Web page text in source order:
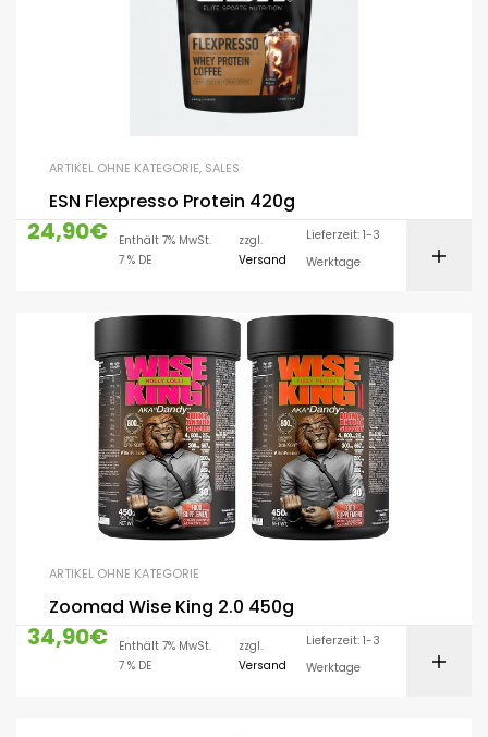
ARTIKEL OHNE KATEGORIE, SALES
ESN Flexpresso Protein 420g
24,90€
Enthält 7% MwSt.
7 % DE
zzgl.
Versand
Lieferzeit: 1-3
Werktage
ARTIKEL OHNE KATEGORIE
Zoomad Wise King 2.0 450g
34,90€
Enthält 7% MwSt.
7 % DE
zzgl.
Versand
Lieferzeit: 1-3
Werktage